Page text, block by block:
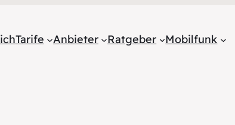
Tarife Anbieter Ratgeber Mobilfunk